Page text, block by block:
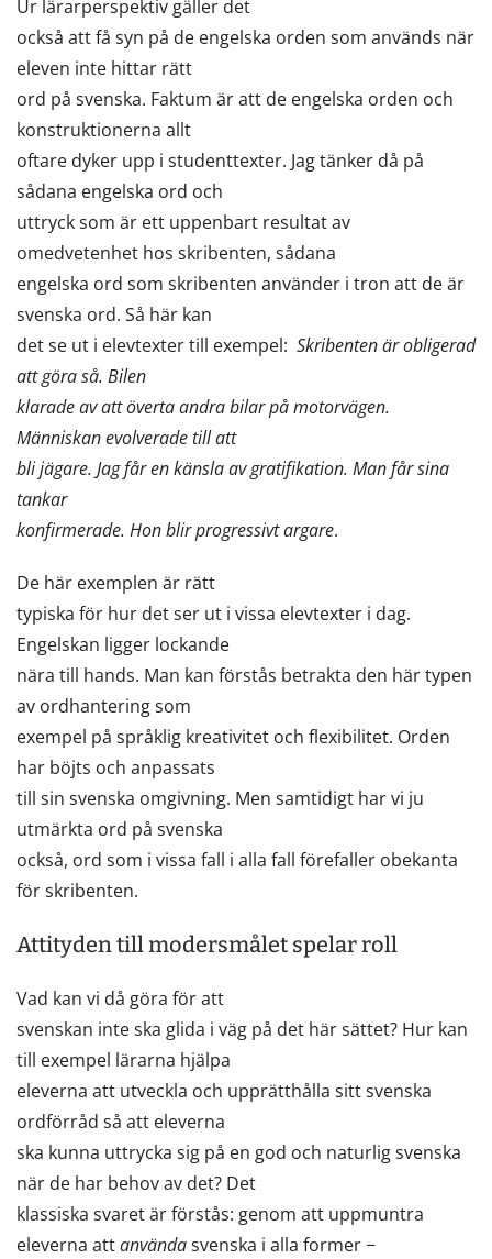
Ur lärarperspektiv gäller det
också att få syn på de engelska orden som används när
eleven inte hittar rätt
ord på svenska. Faktum är att de engelska orden och
konstruktionerna allt
oftare dyker upp i studenttexter. Jag tänker då på
sådana engelska ord och
uttryck som är ett uppenbart resultat av
omedvetenhet hos skribenten, sådana
engelska ord som skribenten använder i tron att de är
svenska ord. Så här kan
det se ut i elevtexter till exempel: Skribenten är obligerad
att göra så. Bilen
klarade av att överta andra bilar på motorvägen.
Människan evolverade till att
bli jägare. Jag får en känsla av gratifikation. Man får sina
tankar
konfirmerade. Hon blir progressivt argare.
De här exemplen är rätt
typiska för hur det ser ut i vissa elevtexter i dag.
Engelskan ligger lockande
nära till hands. Man kan förstås betrakta den här typen
av ordhantering som
exempel på språklig kreativitet och flexibilitet. Orden
har böjts och anpassats
till sin svenska omgivning. Men samtidigt har vi ju
utmärkta ord på svenska
också, ord som i vissa fall i alla fall förefaller obekanta
för skribenten.
Attityden till modersmålet spelar roll
Vad kan vi då göra för att
svenskan inte ska glida i väg på det här sättet? Hur kan
till exempel lärarna hjälpa
eleverna att utveckla och upprätthålla sitt svenska
ordförråd så att eleverna
ska kunna uttrycka sig på en god och naturlig svenska
när de har behov av det? Det
klassiska svaret är förstås: genom att uppmuntra
eleverna attanvändasvenska i alla former −